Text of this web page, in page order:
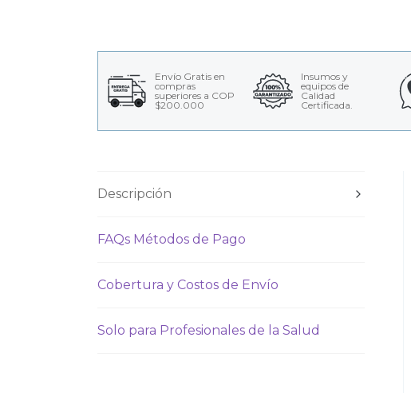
Envío Gratis en
compras
superiores a COP
$200.000
Insumos y
equipos de
Calidad
Certificada.
Descripción
FAQs Métodos de Pago
Cobertura y Costos de Envío
Solo para Profesionales de la Salud